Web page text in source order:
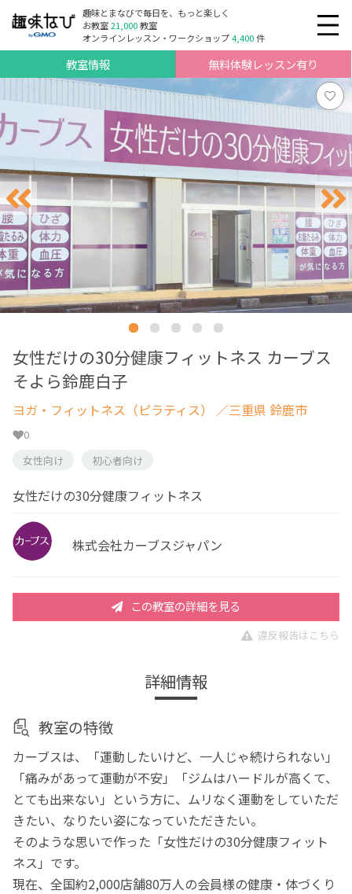
趣味とまなびで毎日を、もっと楽しく
お教室21,000教室
オンラインレッスン・ワークショップ4,400件
教室情報 無料体験レッスン有り
女性だけの30分健康フィットネス カーブス
そよら鈴鹿白子
ヨガ・フィットネス（ピラティス） ／三重県 鈴鹿市
0
女性向け
初心者向け
女性だけの30分健康フィットネス
株式会社カーブスジャパン
この教室の詳細を見る
違反報告はこちら
詳細情報
教室の特徴
カーブスは、「運動したいけど、一人じゃ続けられない」
「痛みがあって運動が不安」「ジムはハードルが高くて、
とても出来ない」という方に、ムリなく運動をしていただ
きたい、なりたい姿になっていただきたい。
そのような思いで作った「女性だけの30分健康フィット
ネス」です。
現在、全国約2,000店舗80万人の会員様の健康・体づくり